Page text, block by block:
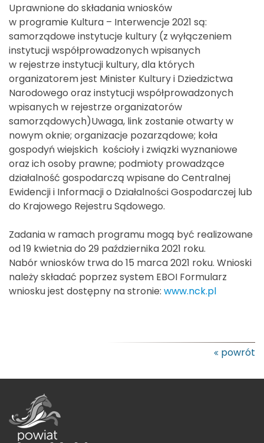
Uprawnione do składania wniosków
w programie Kultura – Interwencje 2021 są:
samorządowe instytucje kultury (z wyłączeniem
instytucji współprowadzonych wpisanych
w rejestrze instytucji kultury, dla których
organizatorem jest Minister Kultury i Dziedzictwa
Narodowego oraz instytucji współprowadzonych
wpisanych w rejestrze organizatorów
samorządowych)Uwaga, link zostanie otwarty w
nowym oknie; organizacje pozarządowe; koła
gospodyń wiejskich kościoły i związki wyznaniowe
oraz ich osoby prawne; podmioty prowadzące
działalność gospodarczą wpisane do Centralnej
Ewidencji i Informacji o Działalności Gospodarczej lub
do Krajowego Rejestru Sądowego.
Zadania w ramach programu mogą być realizowane
od 19 kwietnia do 29 października 2021 roku.
Nabór wniosków trwa do 15 marca 2021 roku. Wnioski
należy składać poprzez system EBOI Formularz
wniosku jest dostępny na stronie: www.nck.pl
powrót